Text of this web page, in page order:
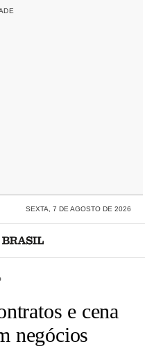
SEXTA, 7 DE AGOSTO DE 2026
e cena
negócios